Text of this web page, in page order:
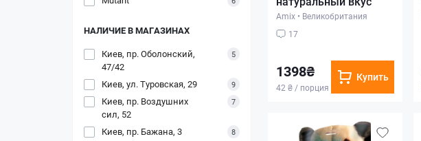
НАЛИЧИЕ В МАГАЗИНАХ
Киев, пр. Оболонский,
47/42
5
Киев, ул. Туровская, 29 9
Киев, пр. Воздушних
сил, 52
7
Киев, пр. Бажана, 3 8
Amix • Великобритания
17
1398₴
42 ₴ / порция
Купить